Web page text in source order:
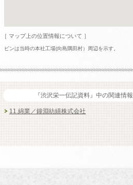
［ マップ上の位置情報について ］
ピンは当時の本社工場(向島隅田村）周辺を示す。
『渋沢栄一伝記資料』中の関連情報
11.綿業／鐘淵紡績株式会社